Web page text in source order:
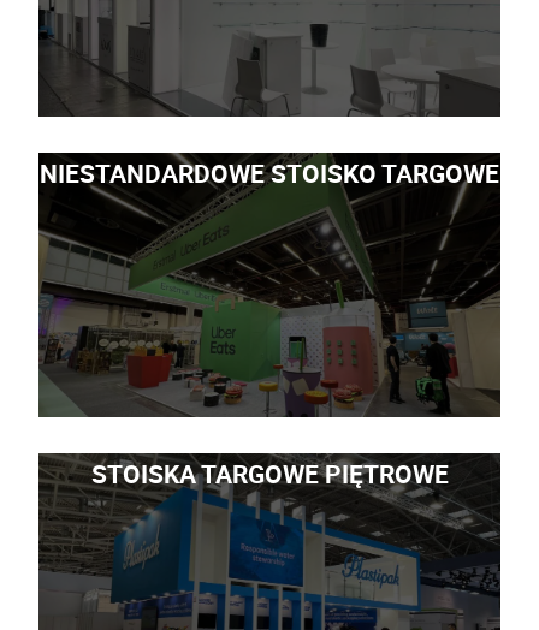
NIESTANDARDOWE STOISKO TARGOWE
STOISKA TARGOWE PIĘTROWE